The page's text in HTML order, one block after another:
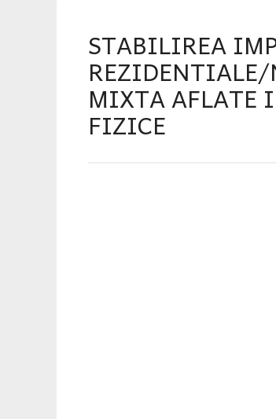
STABILIREA
MIXTA AFLATE
FIZICE